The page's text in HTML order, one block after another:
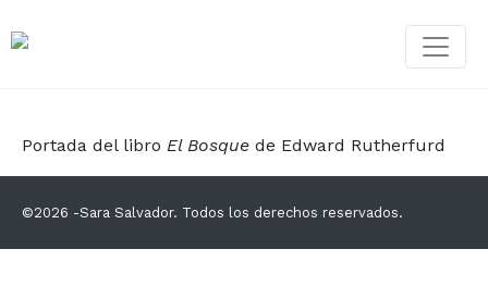
Portada del libro El Bosque de Edward Rutherfurd
©2026 -Sara Salvador. Todos los derechos reservados.